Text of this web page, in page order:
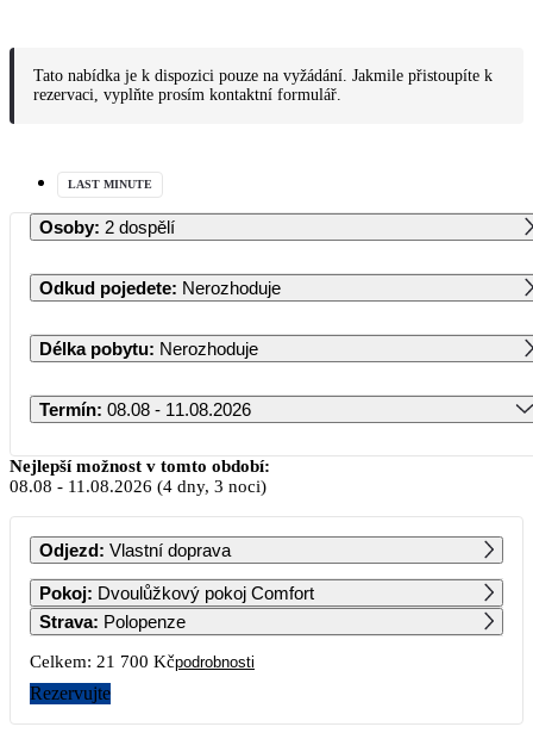
Tato nabídka je k dispozici pouze na vyžádání. Jakmile přistoupíte k
rezervaci, vyplňte prosím kontaktní formulář.
LAST MINUTE
Osoby: 2 dospělí
Odkud pojedete: Nerozhoduje
Délka pobytu: Nerozhoduje
Termín: 08.08 - 11.08.2026
Srpen 2026
PO ÚT ST ČT PÁ SO NE
1 2
3 4 5 6 7 8 9
10
10 850 10 850 10 850 10 850 10 850 10 850 10 850
Nejlepší možnost v tomto období:
08.08 - 11.08.2026 (4 dny, 3 noci)
Odjezd: Vlastní doprava
Pokoj: Dvoulůžkový pokoj Comfort
Strava: Polopenze
Celkem: 21 700 Kčpodrobnosti
Rezervujte